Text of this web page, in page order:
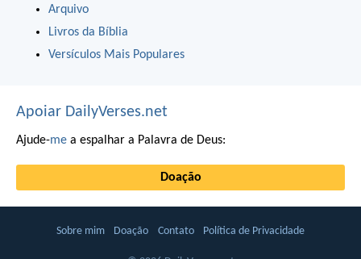
Arquivo
Livros da Bíblia
Versículos Mais Populares
Apoiar DailyVerses.net
Ajude-me a espalhar a Palavra de Deus:
Doação
Sobre mim Doação Contato Política de Privacidade